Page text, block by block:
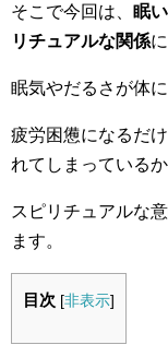
そこで今回は、 眠
リチュアルな関係
眠気やだるさが体
疲労困憊になるだ
れてしまっている
スピリチュアルな
ます。
目次 [非表示]